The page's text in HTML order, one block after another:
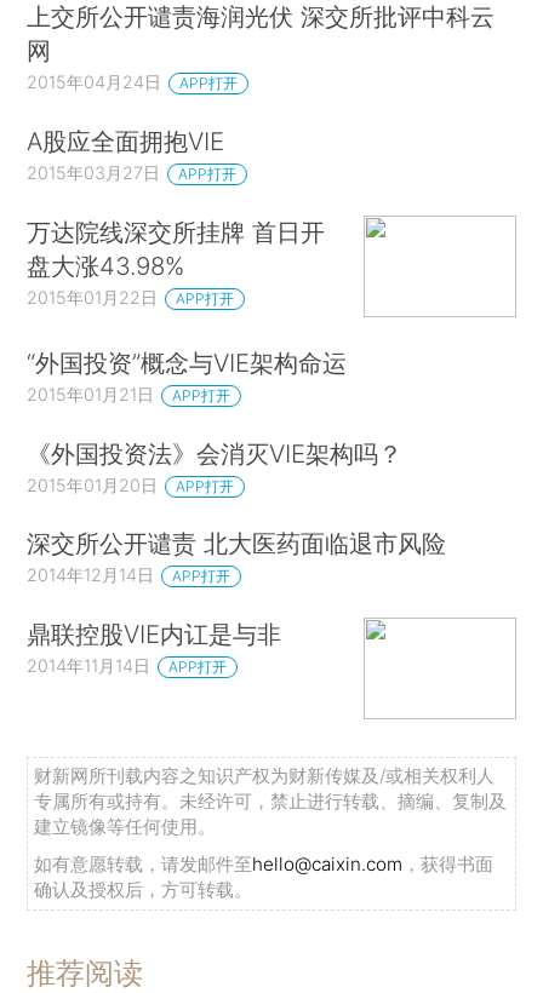
上交所公开谴责海润光伏 深交所批评中科云
网
2015年04月24日 APP打开
A股应全面拥抱VIE
2015年03月27日 APP打开
万达院线深交所挂牌 首日开
盘大涨43.98%
2015年01月22日 APP打开
“外国投资”概念与VIE架构命运
2015年01月21日 APP打开
《外国投资法》会消灭VIE架构吗？
2015年01月20日 APP打开
深交所公开谴责 北大医药面临退市风险
2014年12月14日 APP打开
鼎联控股VIE内讧是与非
2014年11月14日 APP打开
财新网所刊载内容之知识产权为财新传媒及/或相关权利人
专属所有或持有。未经许可，禁止进行转载、摘编、复制及
建立镜像等任何使用。
如有意愿转载，请发邮件至hello@caixin.com ，获得书面
确认及授权后，方可转载。
推荐阅读